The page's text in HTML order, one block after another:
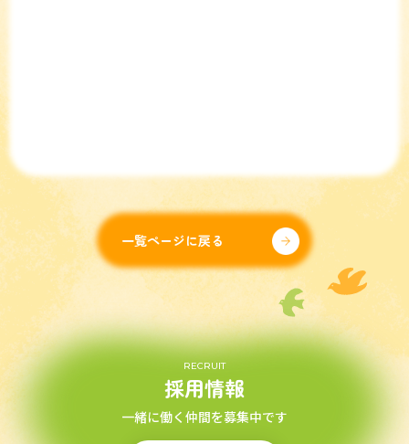
一覧ページに戻る
RECRUIT
採用情報
一緒に働く仲間を募集中です